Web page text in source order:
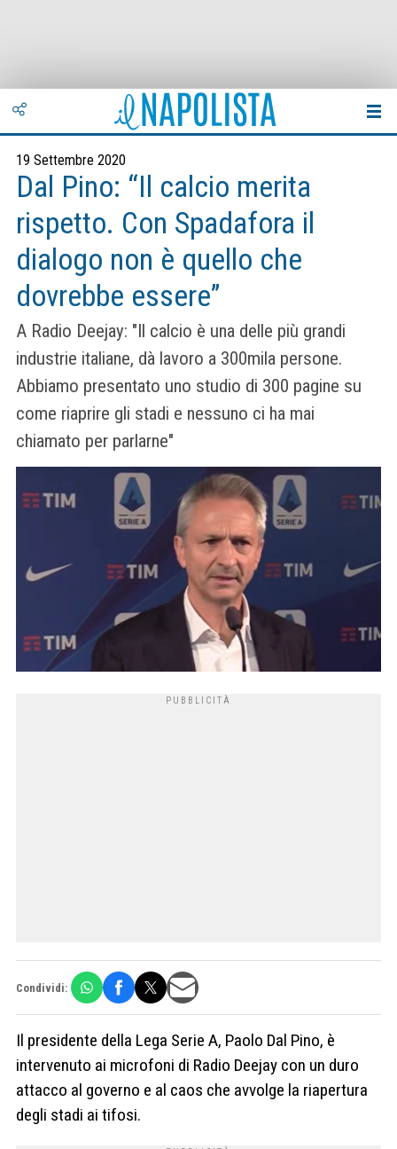
19 Settembre 2020
Dal Pino: “Il calcio merita
rispetto. Con Spadafora il
dialogo non è quello che
dovrebbe essere”
A Radio Deejay: "Il calcio è una delle più grandi
industrie italiane, dà lavoro a 300mila persone.
Abbiamo presentato uno studio di 300 pagine su
come riaprire gli stadi e nessuno ci ha mai
chiamato per parlarne"
Condividi:
Il presidente della Lega Serie A, Paolo Dal Pino, è
intervenuto ai microfoni di Radio Deejay con un duro
attacco al governo e al caos che avvolge la riapertura
degli stadi ai tifosi.